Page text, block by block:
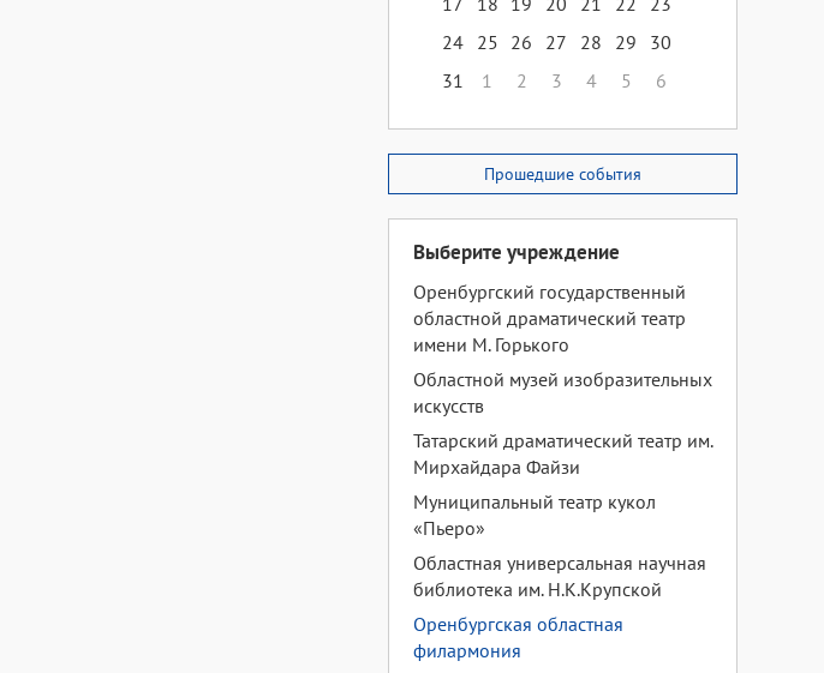
24 25 26 27 28 29
30
31
1 2 3 4 5 6
Прошедшие события
Выберите учреждение
Оренбургский государственный
областной драматический театр
имени М. Горького
Областной музей изобразительных
искусств
Татарский драматический театр им.
Мирхайдара Файзи
Муниципальный театр кукол
«Пьеро»
Областная универсальная научная
библиотека им. Н.К.Крупской
Оренбургская областная
филармония